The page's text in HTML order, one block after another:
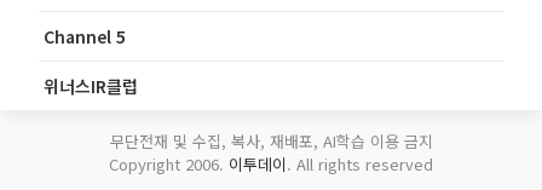
Channel 5
위너스IR클럽
무단전재 및 수집, 복사, 재배포, AI학습 이용 금지
Copyright 2006. 이투데이. All rights reserved